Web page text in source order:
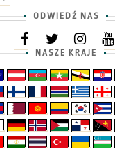
ODWIEDŹ NAS
NASZE KRAJE